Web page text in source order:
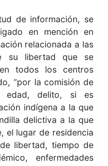
de información, se
en mención en
relacionada a las
su libertad que se
todos los centros
“por la comisión de
edad, delito, si es
indígena a la que
delictiva a la que
el lugar de residencia
libertad, tiempo de
enfermedades